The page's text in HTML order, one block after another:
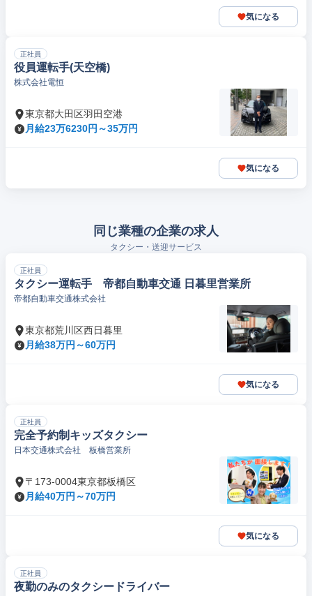
気になる
正社員
役員運転手(天空橋)
株式会社電恒
東京都大田区羽田空港
月給23万6230円～35万円
気になる
同じ業種の企業の求人
タクシー・送迎サービス
正社員
タクシー運転手 帝都自動車交通 日暮里営業所
帝都自動車交通株式会社
東京都荒川区西日暮里
月給38万円～60万円
気になる
正社員
完全予約制キッズタクシー
日本交通株式会社 板橋営業所
〒173-0004東京都板橋区
月給40万円～70万円
気になる
正社員
夜勤のみのタクシードライバー